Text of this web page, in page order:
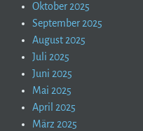
Oktober 2025
September 2025
August 2025
Juli 2025
Juni 2025
Mai 2025
April 2025
März 2025